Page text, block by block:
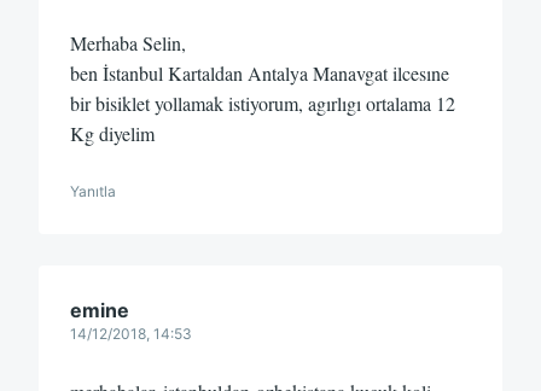
Merhaba Selin,
ben İstanbul Kartaldan Antalya Manavgat ilcesıne
bir bisiklet yollamak istiyorum, agırlıgı ortalama 12
Kg diyelim
Yanıtla
emine
14/12/2018, 14:53